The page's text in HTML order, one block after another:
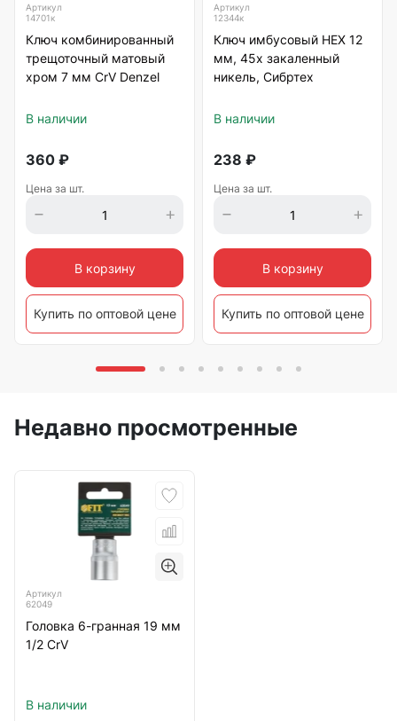
Артикул
14701к
Ключ комбинированный
трещоточный матовый
хром 7 мм CrV Denzel
В наличии
360 ₽
Цена за шт.
В корзину
Купить по оптовой цене
Артикул
12344к
Ключ имбусовый HEX 12
мм, 45х закаленный
никель, Сибртех
В наличии
238 ₽
Цена за шт.
В корзину
Купить по оптовой цене
Недавно просмотренные
Артикул
62049
Головка 6-гранная 19 мм
1/2 CrV
В наличии